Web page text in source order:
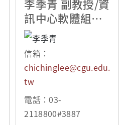
李季青 副教授/資
訊中心軟體組組
長
信箱：
chichinglee@cgu.edu.
tw
電話：03-
2118800#3887